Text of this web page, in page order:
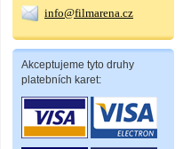
info@filmarena.cz
Akceptujeme tyto druhy
platebních karet: